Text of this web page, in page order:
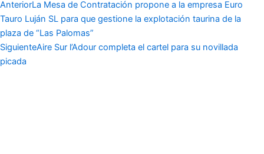
AnteriorLa Mesa de Contratación propone a la empresa Euro
Tauro Luján SL para que gestione la explotación taurina de la
plaza de “Las Palomas”
SiguienteAire Sur l’Adour completa el cartel para su novillada
picada